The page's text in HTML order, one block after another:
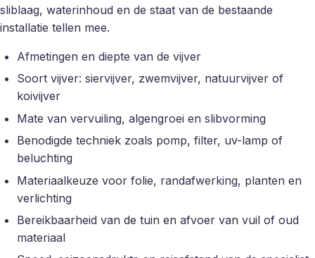
sliblaag, waterinhoud en de staat van de bestaande
installatie tellen mee.
Afmetingen en diepte van de vijver
Soort vijver: siervijver, zwemvijver, natuurvijver of
koivijver
Mate van vervuiling, algengroei en slibvorming
Benodigde techniek zoals pomp, filter, uv-lamp of
beluchting
Materiaalkeuze voor folie, randafwerking, planten en
verlichting
Bereikbaarheid van de tuin en afvoer van vuil of oud
materiaal